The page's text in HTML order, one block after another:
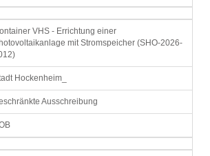
VHS - Errichtung einer
mit Stromspeicher (SHO-2026-
Hockenheim_
Ausschreibung